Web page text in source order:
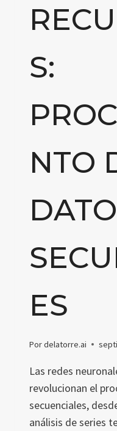
S:
NTO
ES
Pordelatorre.ai
Las redes
revolucionan el
secuenciales,
análisis de series